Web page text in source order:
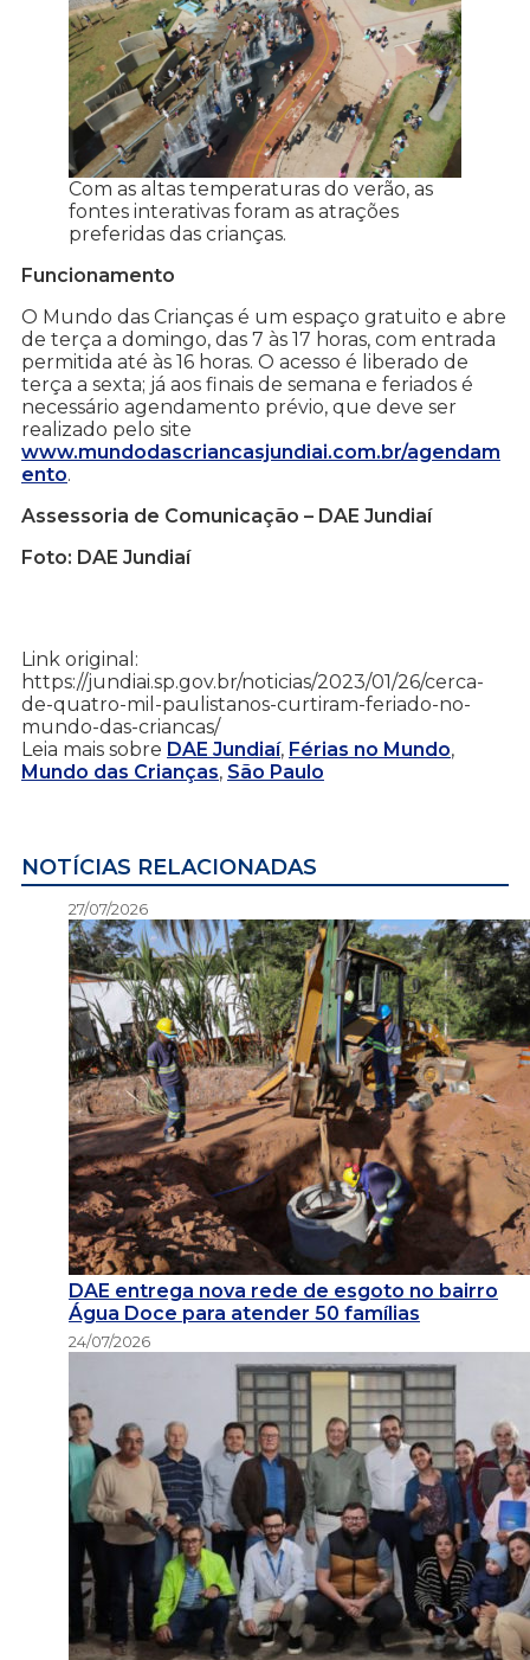
Com as altas temperaturas do verão, as
fontes interativas foram as atrações
preferidas das crianças.
Funcionamento
O Mundo das Crianças é um espaço gratuito e abre
de terça a domingo, das 7 às 17 horas, com entrada
permitida até às 16 horas. O acesso é liberado de
terça a sexta; já aos finais de semana e feriados é
necessário agendamento prévio, que deve ser
realizado pelo site
www.mundodascriancasjundiai.com.br/agendam
ento.
Assessoria de Comunicação – DAE Jundiaí
Foto: DAE Jundiaí
Link original:
https://jundiai.sp.gov.br/noticias/2023/01/26/cerca-
de-quatro-mil-paulistanos-curtiram-feriado-no-
mundo-das-criancas/
Leia mais sobre DAE Jundiaí, Férias no Mundo,
Mundo das Crianças, São Paulo
NOTÍCIAS RELACIONADAS
27/07/2026
DAE entrega nova rede de esgoto no bairro
Água Doce para atender 50 famílias
24/07/2026